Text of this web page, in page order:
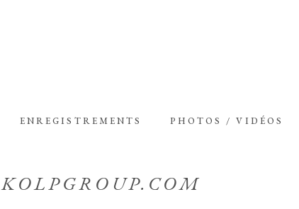
ENREGISTREMENTS PHOTOS / VIDÉOS
KOLPGROUP.COM